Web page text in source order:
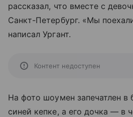
рассказал, что вместе с
Санкт-Петербург. «Мы
написал Ургант.
Контент недоступен
На фото шоумен запечатлен в
синей кепке, а его дочка — в